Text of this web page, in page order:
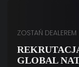
ZOSTAŃ DEALEREM
GLOBAL